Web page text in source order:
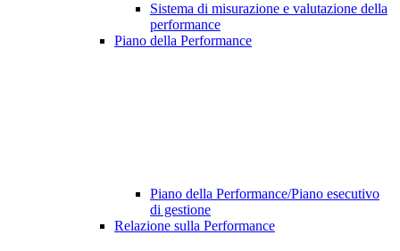
Sistema di misurazione e valutazione della
performance
Piano della Performance
Piano della Performance/Piano esecutivo
di gestione
Relazione sulla Performance